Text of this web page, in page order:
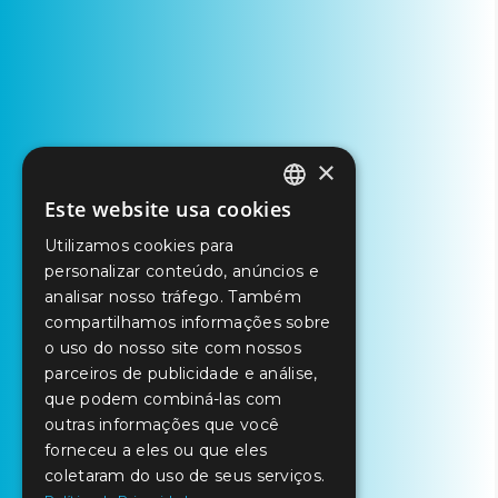
PORTUGUESE
ENGLISH
SPANISH
×
Este website usa cookies
Utilizamos cookies para
personalizar conteúdo, anúncios e
analisar nosso tráfego. Também
compartilhamos informações sobre
o uso do nosso site com nossos
parceiros de publicidade e análise,
que podem combiná-las com
outras informações que você
forneceu a eles ou que eles
coletaram do uso de seus serviços.